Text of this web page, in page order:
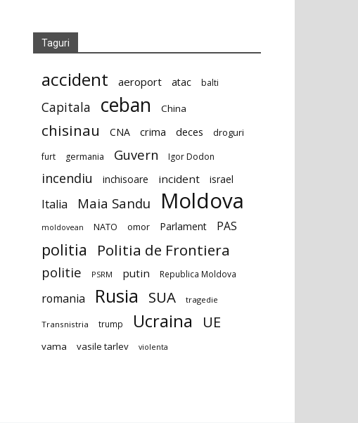
Taguri
accident aeroport atac balti
Capitala ceban China
chisinau CNA crima deces droguri
furt germania Guvern Igor Dodon
incendiu inchisoare incident israel
Italia Maia Sandu Moldova
moldovean NATO omor Parlament PAS
politia Politia de Frontiera
politie PSRM putin Republica Moldova
romania Rusia SUA tragedie
Transnistria trump Ucraina UE
vama vasile tarlev violenta